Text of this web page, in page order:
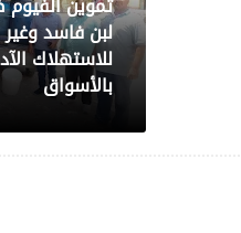
لبن فاسد
للاستهلاك
بالأسواق